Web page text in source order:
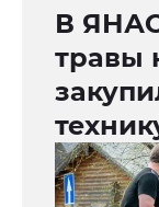
В
травы